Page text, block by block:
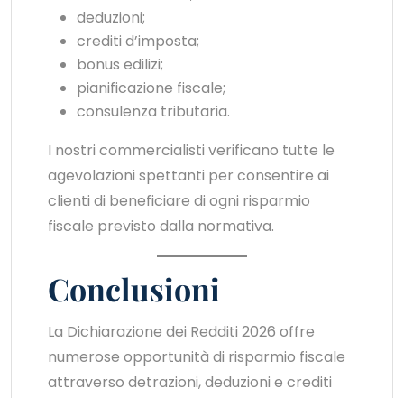
deduzioni;
crediti d’imposta;
bonus edilizi;
pianificazione fiscale;
consulenza tributaria.
I nostri commercialisti verificano tutte le
agevolazioni spettanti per consentire ai
clienti di beneficiare di ogni risparmio
fiscale previsto dalla normativa.
Conclusioni
La Dichiarazione dei Redditi 2026 offre
numerose opportunità di risparmio fiscale
attraverso detrazioni, deduzioni e crediti